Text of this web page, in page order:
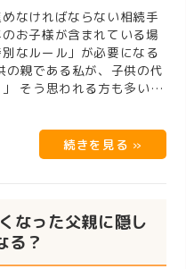
なければならない相続手
お子様が含まれている場
なルール」が必要になる
の親である私が、子供の代
そう思われる方も多いの
なった父親に隠し
る？